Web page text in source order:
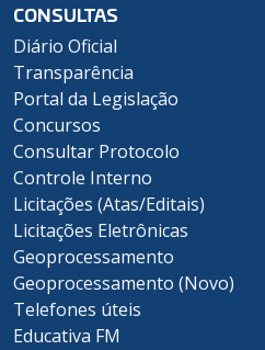
CONSULTAS
Diário Oficial
Transparência
Portal da Legislação
Concursos
Consultar Protocolo
Controle Interno
Licitações (Atas/Editais)
Licitações Eletrônicas
Geoprocessamento
Geoprocessamento (Novo)
Telefones úteis
Educativa FM